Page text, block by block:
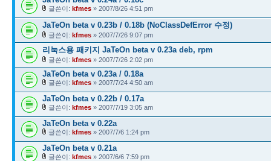
글쓴이: kfmes » 2007/8/26 4:51 pm
JaTeOn beta v 0.23b / 0.18b (NoClassDefError 수정)
글쓴이: kfmes » 2007/7/26 9:07 pm
리눅스용 패키지 JaTeOn beta v 0.23a deb, rpm
글쓴이: kfmes » 2007/7/26 2:02 pm
JaTeOn beta v 0.23a / 0.18a
글쓴이: kfmes » 2007/7/24 4:50 am
JaTeOn beta v 0.22b / 0.17a
글쓴이: kfmes » 2007/7/19 3:05 am
JaTeOn beta v 0.22a
글쓴이: kfmes » 2007/7/6 1:24 pm
JaTeOn beta v 0.21a
글쓴이: kfmes » 2007/6/6 7:59 pm